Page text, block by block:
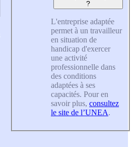
?
L'entreprise adaptée
permet à un travailleur
en situation de
handicap d'exercer
une activité
professionnelle dans
des conditions
adaptées à ses
capacités. Pour en
savoir plus, consultez
le site de l’UNEA.